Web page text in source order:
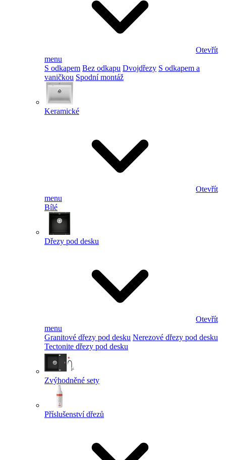
Otevřít
menu
S odkapem Bez odkapu Dvojdřezy S odkapem a
vaničkou Spodní montáž
Keramické
Otevřít
menu
Bílé
Dřezy pod desku
Otevřít
menu
Granitové dřezy pod desku Nerezové dřezy pod desku
Tectonite dřezy pod desku
Zvýhodněné sety
Příslušenství dřezů